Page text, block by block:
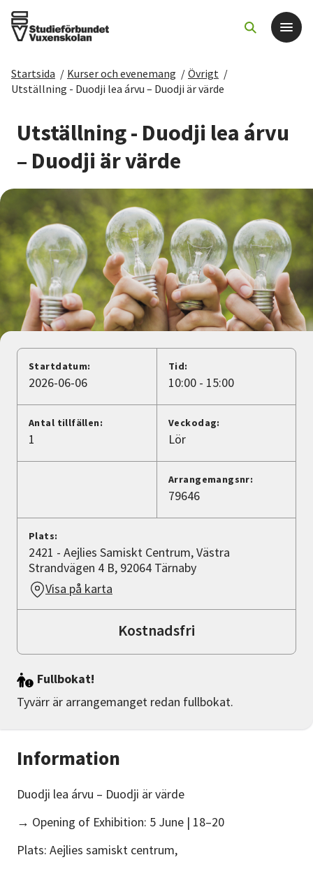
Det här gör vi
För dig som
Sök kurser och evenemang
Om SV
Starta studiecirkel
Cirkelledare
Nyheter
Avdelningar
Lyssna
Startsida / Kurser och evenemang / Övrigt /
Utställning - Duodji lea árvu – Duodji är värde
Utställning - Duodji lea árvu
– Duodji är värde
Information
Duodji lea árvu – Duodji är värde
→ Opening of Exhibition: 5 June | 18–20
Plats: Aejlies samiskt centrum,
Startdatum:
2026-06-06
Tid:
10:00 - 15:00
Antal tillfällen:
1
Veckodag:
Lör
Arrangemangsnr:
79646
Plats:
2421 - Aejlies Samiskt Centrum, Västra
Strandvägen 4 B, 92064 Tärnaby
Visa på karta
Kostnadsfri
Fullbokat!
Tyvärr är arrangemanget redan fullbokat.